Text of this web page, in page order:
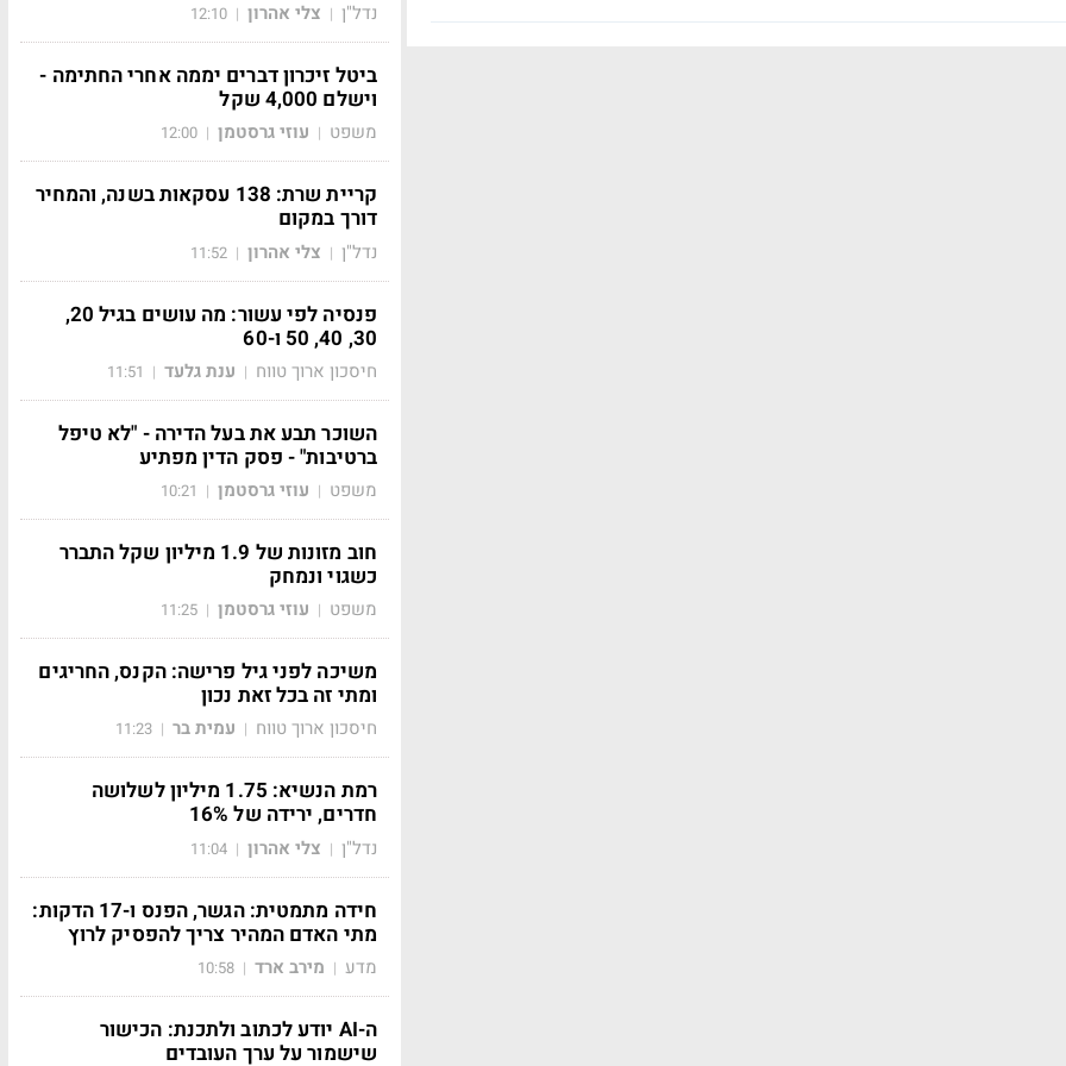
נדל"ן | צלי אהרון |
12:10
ביטל זיכרון דברים יממה אחרי החתימה -
וישלם 4,000 שקל
משפט | עוזי גרסטמן |
12:00
קריית שרת: 138 עסקאות בשנה, והמחיר
דורך במקום
נדל"ן | צלי אהרון |
11:52
פנסיה לפי עשור: מה עושים בגיל 20,
30, 40, 50 ו-60
חיסכון ארוך טווח | ענת גלעד |
11:51
השוכר תבע את בעל הדירה - "לא טיפל
ברטיבות" - פסק הדין מפתיע
משפט | עוזי גרסטמן |
10:21
חוב מזונות של 1.9 מיליון שקל התברר
כשגוי ונמחק
משפט | עוזי גרסטמן |
11:25
משיכה לפני גיל פרישה: הקנס, החריגים
ומתי זה בכל זאת נכון
חיסכון ארוך טווח | עמית בר |
11:23
רמת הנשיא: 1.75 מיליון לשלושה
חדרים, ירידה של 16%
נדל"ן | צלי אהרון |
11:04
חידה מתמטית: הגשר, הפנס ו-17 הדקות:
מתי האדם המהיר צריך להפסיק לרוץ
מדע | מירב ארד |
10:58
ה-AI יודע לכתוב ולתכנת: הכישור
שישמור על ערך העובדים